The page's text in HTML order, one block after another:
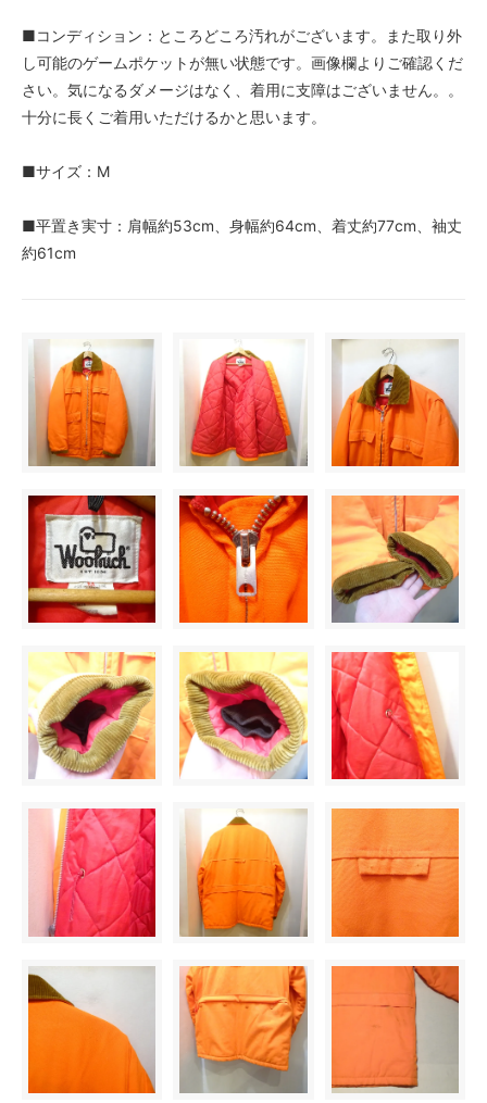
■コンディション：ところどころ汚れがございます。また取り外
し可能のゲームポケットが無い状態です。画像欄よりご確認くだ
さい。気になるダメージはなく、着用に支障はございません。。
十分に長くご着用いただけるかと思います。
■サイズ：M
■平置き実寸：肩幅約53cm、身幅約64cm、着丈約77cm、袖丈
約61cm